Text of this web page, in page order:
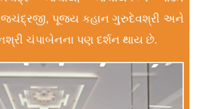
પૂજ્ય કહાન ગુરુદેવશ્રી અને
ચંપાબેનના પણ દર્શન થાય છે.